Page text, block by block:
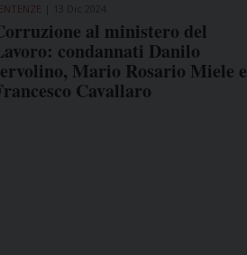
al ministero del
condannati Danilo
Mario Rosario Miele e
Cavallaro